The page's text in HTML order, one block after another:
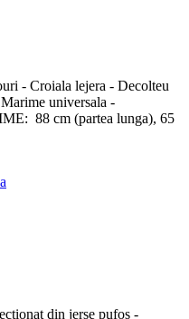
- Croiala lejera - Decolteu
universala -
88 cm (partea lunga), 65
din jerse pufos -